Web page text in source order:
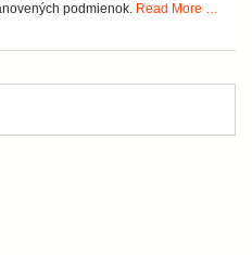
podmienok. Read More …